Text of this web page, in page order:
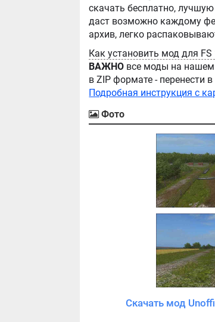
скачать бесплатно, лучшую технику к
даст возможно каждому
ВАЖНО все моды на нашем
в ZIP формате - перенести
Подробная инструкция с
Фото